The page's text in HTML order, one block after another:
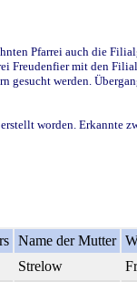
Pfarrei auch die
Freudenfier mit den
werden.
worden. Erkannte
Name der Mutter
Strelow